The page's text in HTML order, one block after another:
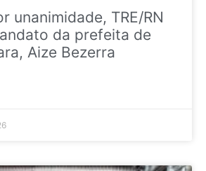
unanimidade, TRE/RN
da prefeita de
Aize Bezerra